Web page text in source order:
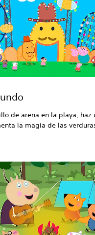
de arena en la playa, haz
la magia de las